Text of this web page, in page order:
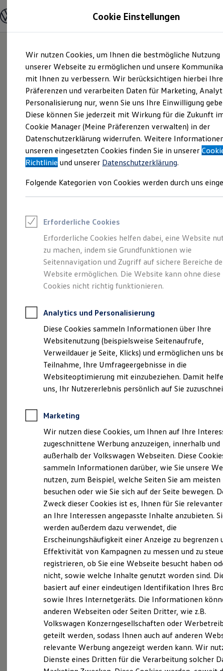
Hauptinhalt
springen
Footer
springen
Modelle und Konfigurator
Modelle vergleichen
Elektroautos
ENERGY Sondermodelle
Nutzfahrzeuge
SUV und CUV
Familienautos
Kombis
Kompaktwagen
Sportwagen
Schnell verfügbare Fahrzeuge
Angebote und Produkte
Aktuelle Angebote
E-Auto-Förderung
Volkswagen Marktplatz
Junge Gebrauchtwagen und Gebrauchtwagen
Saisonangebote
Leasing
Leasing-Angebote
Gebrauchtwagen Leasing
Junge Gebrauchtwagen-Leasing
Elektroauto Leasing
Kleinwagen-Leasing
Leasing ohne Anzahlung
Autokredit mit Schlussrate
Versicherungen und Garantien
Kfz-Versicherung
Restschuldversicherungen
Garantien
Wartungsverträge
Geschäftskunden
Professional Class bei Volkswagen
Großkunden
Behörden
Anpfiff zum Gewinn
Elektroautos
ID. Tutorials
Elektrofahrzeugkonzepte
Reichweite
Reichweite der ID. Modelle
Reichweite im Winter
Laden
Laden unterwegs
Laden Zuhause
Ladezeitensimulator
Batterie
Sicherheit
Garantie und Lebensdauer
Nachhaltigkeit
Technologie
Kosten und Kauf
Verbrauchskosten
Kaufoptionen
E-Auto-Förderung
Software und Konnektivität
Die ID. Software 6
ID. Software Versionen und Updates
Digitale Extras
Schnittstellen zu Ihrem ID.
Unser Volkswagen
Navigationsupdate
Impressum & Rechtliches)
Sie wollen IhrVolkswagen
„Discover Media“ bzw.
„Discover Pro“
Kartenmaterial aktualisieren?
Volkswagenbietet für Ihr Discover Media oder
Discover Pro (MIB I oder MIBII) ein gratis
Navigationsupdate.
Aaaaaaaaber... bis dahin ist ein weiter Weg:
Sie benötigen einen Computer, müssen sich bei
Volkswagenmit einer ID registrieren, das
gewünschte Kartenmaterial herunterladen, mit
einem separaten Programm die erhaltene Datei
entpacken, dann gegebenenfalls Ihre
existierende Karte formatieren, um am Ende die
aktuelle Datei auf Ihre VolkswagenSD Karte
aufzuspielen.
Die einen sagen "Kinderspiel", allen anderen
Cookie Einstellungen
Wir nutzen Cookies, um Ihnen die bestmögliche Nutzung
unserer Webseite zu ermöglichen und unsere
mit Ihnen zu verbessern. Wir berücksichtigen hierbei Ihre
Präferenzen und verarbeiten Daten für Marketing,
Personalisierung nur, wenn Sie uns Ihre Einwilligung
Diese können Sie jederzeit mit Wirkung für die Zukunft
Cookie Manager (Meine Präferenzen verwalten) in der
Datenschutzerklärung widerrufen. Weitere
unseren eingesetzten Cookies finden Sie in unserer
Richtlinie und unserer Datenschutzerklärung.
Folgende Kategorien von Cookies werden durch uns
Erforderliche Cookies
Erforderliche Cookies helfen dabei, eine Website
zu machen, indem sie Grundfunktionen wie
Seitennavigation und Zugriff auf sichere Bereiche
Website ermöglichen. Die Website kann ohne diese
Cookies nicht richtig funktionieren.
Analytics und Personalisierung
Diese Cookies sammeln Informationen über Ihre
Websitenutzung (beispielsweise Seitenaufrufe,
Verweildauer je Seite, Klicks) und ermöglichen uns
Teilnahme, Ihre Umfrageergebnisse in die
Websiteoptimierung mit einzubeziehen. Damit
uns, Ihr Nutzererlebnis persönlich auf Sie
Marketing
Wir nutzen diese Cookies, um Ihnen auf Ihre
zugeschnittene Werbung anzuzeigen, innerhalb und
außerhalb der Volkswagen Webseiten. Diese
sammeln Informationen darüber, wie Sie unsere
nutzen, zum Beispiel, welche Seiten Sie am meisten
besuchen oder wie Sie sich auf der Seite bewegen.
Zweck dieser Cookies ist es, Ihnen für Sie
an Ihre Interessen angepasste Inhalte anzubieten.
werden außerdem dazu verwendet, die
Erscheinungshäufigkeit einer Anzeige zu begrenzen
Effektivität von Kampagnen zu messen und zu
registrieren, ob Sie eine Webseite besucht haben
nicht, sowie welche Inhalte genutzt worden sind.
basiert auf einer eindeutigen Identifikation Ihres
sowie Ihres Internetgeräts. Die Informationen
anderen Webseiten oder Seiten Dritter, wie z.B.
Volkswagen Konzerngesellschaften oder
geteilt werden, sodass Ihnen auch auf anderen
relevante Werbung angezeigt werden kann. Wir
Dienste eines Dritten für die Verarbeitung solcher